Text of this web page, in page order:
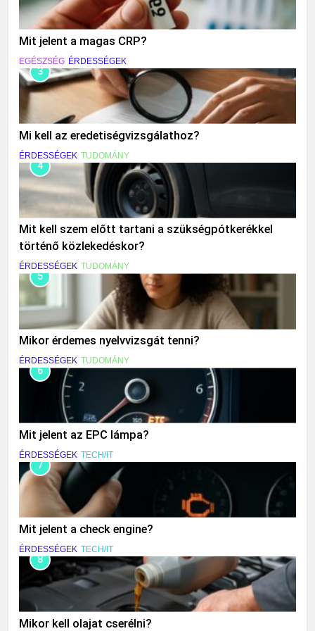
Mit jelent a magas CRP?
EGÉSZSÉG ÉRDESSÉGEK
3
Mi kell az eredetiségvizsgálathoz?
ÉRDESSÉGEK TUDOMÁNY
4
Mit kell szem előtt tartani a szükségpótkerékkel
történő közlekedéskor?
ÉRDESSÉGEK TUDOMÁNY
5
Mikor érdemes nyelvvizsgát tenni?
ÉRDESSÉGEK TUDOMÁNY
6
Mit jelent az EPC lámpa?
ÉRDESSÉGEK TECH/IT
7
Mit jelent a check engine?
ÉRDESSÉGEK TECH/IT
8
Mikor kell olajat cserélni?